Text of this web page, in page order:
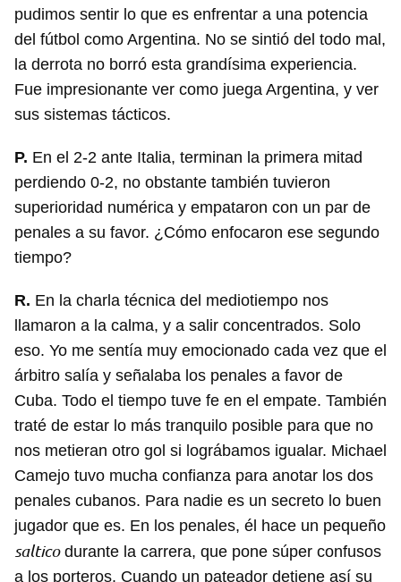
pudimos sentir lo que es enfrentar a una potencia
del fútbol como Argentina. No se sintió del todo mal,
la derrota no borró esta grandísima experiencia.
Fue impresionante ver como juega Argentina, y ver
sus sistemas tácticos.
P. En el 2-2 ante Italia, terminan la primera mitad
perdiendo 0-2, no obstante también tuvieron
superioridad numérica y empataron con un par de
penales a su favor. ¿Cómo enfocaron ese segundo
tiempo?
R. En la charla técnica del mediotiempo nos
llamaron a la calma, y a salir concentrados. Solo
eso. Yo me sentía muy emocionado cada vez que el
árbitro salía y señalaba los penales a favor de
Cuba. Todo el tiempo tuve fe en el empate. También
traté de estar lo más tranquilo posible para que no
nos metieran otro gol si lográbamos igualar. Michael
Camejo tuvo mucha confianza para anotar los dos
penales cubanos. Para nadie es un secreto lo buen
jugador que es. En los penales, él hace un pequeño
salticodurante la carrera, que pone súper confusos
a los porteros. Cuando un pateador detiene así su